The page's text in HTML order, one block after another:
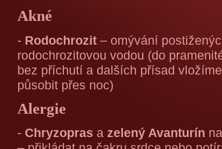
Akné
- Rodochrozit – omývání
rodochrozitovou vodou (do
bez příchutí a dalších přísad
působit přes noc)
Alergie
- Chryzopras a zelený Avanturín